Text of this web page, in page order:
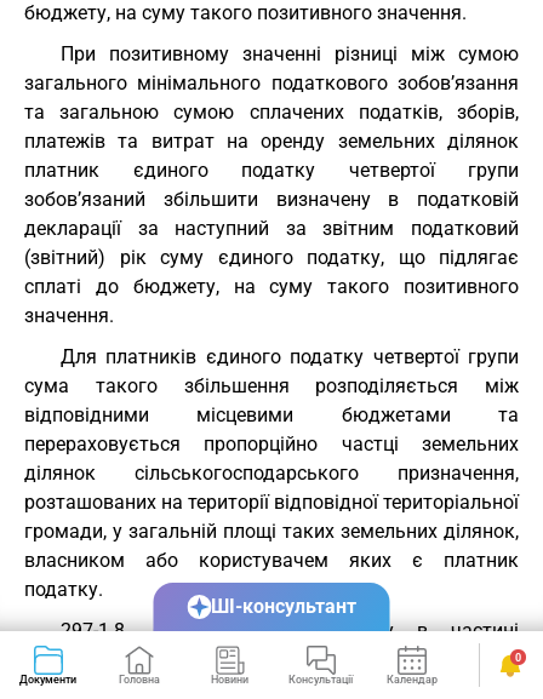
бюджету, на суму такого позитивного значення.
При позитивному значенні різниці між сумою
загального мінімального податкового зобов’язання
та загальною сумою сплачених податків, зборів,
платежів та витрат на оренду земельних ділянок
платник єдиного податку четвертої групи
зобов’язаний збільшити визначену в податковій
декларації за наступний за звітним податковий
(звітний) рік суму єдиного податку, що підлягає
сплаті до бюджету, на суму такого позитивного
значення.
Для платників єдиного податку четвертої групи
сума такого збільшення розподіляється між
відповідними місцевими бюджетами та
перераховується пропорційно частці земельних
ділянок сільськогосподарського призначення,
розташованих на території відповідної територіальної
громади, у загальній площі таких земельних ділянок,
власником або користувачем яких є платник
податку.
297-1.8. Сума єдиного податку в частині
позитивного значення такої різниці не враховується
у загальній сумі сплачених податків, зборів, платежів
Документи Головна Новини Консультації Календар Сервіси
0
ШІ-консультант